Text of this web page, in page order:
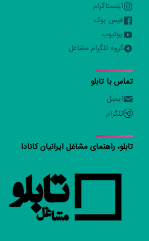
اینستاگرام
فیس بوک
یوتیوب
گروه تلگرام مشاغل
تماس با تابلو
ایمیل
تلگرام
تابلو، راهنمای مشاغل ایرانیان کانادا